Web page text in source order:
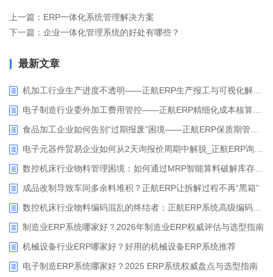
上一篇：ERP一体化系统管理解决方案
下一篇：企业一体化管理系统的好处有哪些？
最新文章
成品改制导致车间多余料堆积？正航ERP让拆解过程不再“黑箱”
制造业ERP系统哪家好？2026年制造业ERP权威评估与选型指南
机械设备行业ERP哪家好？好用的机械设备ERP系统推荐
电子制造ERP系统哪家好？2025 ERP系统权威盘点与选型指南